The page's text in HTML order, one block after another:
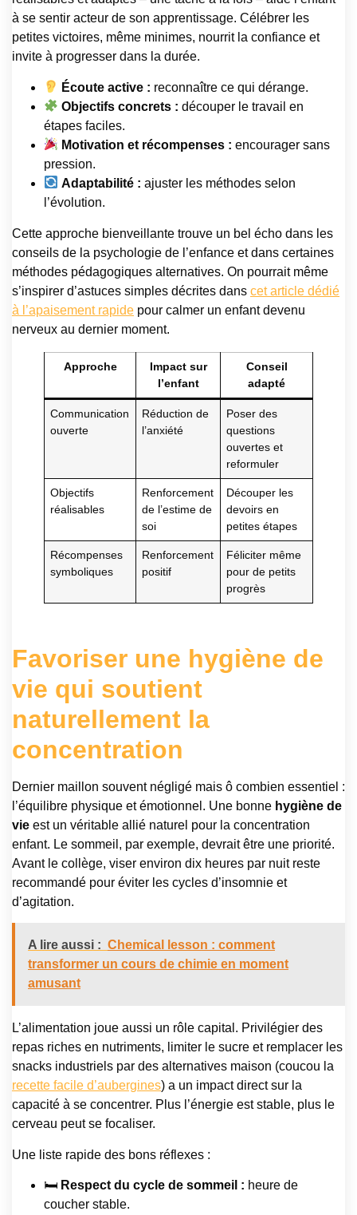
à se sentir acteur de son apprentissage. Célébrer les
petites victoires, même minimes, nourrit la confiance et
invite à progresser dans la durée.
Écoute active : reconnaître ce qui dérange.
Objectifs concrets : découper le travail en
étapes faciles.
Motivation et récompenses : encourager sans
pression.
Adaptabilité : ajuster les méthodes selon
l’évolution.
Cette approche bienveillante trouve un bel écho dans les
conseils de la psychologie de l’enfance et dans certaines
méthodes pédagogiques alternatives. On pourrait même
s’inspirer d’astuces simples décrites dans cet article dédié
à l’apaisement rapide pour calmer un enfant devenu
nerveux au dernier moment.
Approche
Impact sur
l’enfant
Conseil
adapté
Communication
ouverte
Réduction de
l’anxiété
Poser des
questions
ouvertes et
reformuler
Objectifs
réalisables
Renforcement
de l’estime de
soi
Découper les
devoirs en
petites étapes
Récompenses
symboliques
Renforcement
positif
Féliciter même
pour de petits
progrès
Favoriser une hygiène de
vie qui soutient
naturellement la
concentration
Dernier maillon souvent négligé mais ô combien essentiel :
l’équilibre physique et émotionnel. Une bonne hygiène de
vie est un véritable allié naturel pour la concentration
enfant. Le sommeil, par exemple, devrait être une priorité.
Avant le collège, viser environ dix heures par nuit reste
recommandé pour éviter les cycles d’insomnie et
d’agitation.
A lire aussi : Chemical lesson : comment
transformer un cours de chimie en moment
amusant
L’alimentation joue aussi un rôle capital. Privilégier des
repas riches en nutriments, limiter le sucre et remplacer les
snacks industriels par des alternatives maison (coucou la
recette facile d’aubergines) a un impact direct sur la
capacité à se concentrer. Plus l’énergie est stable, plus le
cerveau peut se focaliser.
Une liste rapide des bons réflexes :
🛏 Respect du cycle de sommeil : heure de
coucher stable.